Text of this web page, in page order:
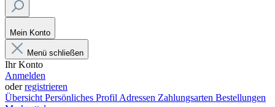
Mein Konto
Menü schließen
Ihr Konto
Anmelden
oderregistrieren
Übersicht Persönliches Profil Adressen Zahlungsarten Bestellungen